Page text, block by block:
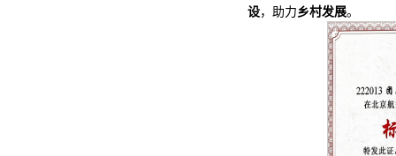
设，助力乡村发展。